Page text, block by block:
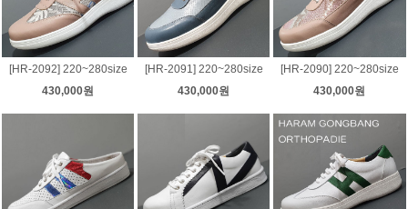
[HR-2092] 220~280size
430,000원
[HR-2091] 220~280size
430,000원
[HR-2090] 220~280size
430,000원